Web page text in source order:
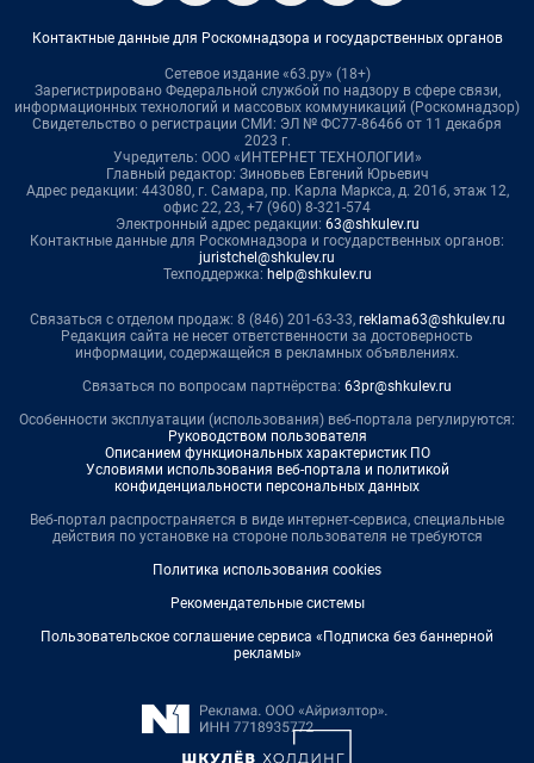
Контактные данные для Роскомнадзора и государственных органов
Сетевое издание «63.ру» (18+)
Зарегистрировано Федеральной службой по надзору в сфере связи,
информационных технологий и массовых коммуникаций (Роскомнадзор)
Свидетельство о регистрации СМИ: ЭЛ № ФС77-86466 от 11 декабря
2023 г.
Учредитель: ООО «ИНТЕРНЕТ ТЕХНОЛОГИИ»
Главный редактор: Зиновьев Евгений Юрьевич
Адрес редакции: 443080, г. Самара, пр. Карла Маркса, д. 201б, этаж 12,
офис 22, 23, +7 (960) 8-321-574
Электронный адрес редакции: 63@shkulev.ru
Контактные данные для Роскомнадзора и государственных органов:
juristchel@shkulev.ru
Техподдержка: help@shkulev.ru
Связаться с отделом продаж: 8 (846) 201-63-33, reklama63@shkulev.ru
Редакция сайта не несет ответственности за достоверность
информации, содержащейся в рекламных объявлениях.
Связаться по вопросам партнёрства: 63pr@shkulev.ru
Особенности эксплуатации (использования) веб-портала регулируются:
Руководством пользователя
Описанием функциональных характеристик ПО
Условиями использования веб-портала и политикой
конфиденциальности персональных данных
Веб-портал распространяется в виде интернет-сервиса, специальные
действия по установке на стороне пользователя не требуются
Политика использования cookies
Рекомендательные системы
Пользовательское соглашение сервиса «Подписка без баннерной
рекламы»